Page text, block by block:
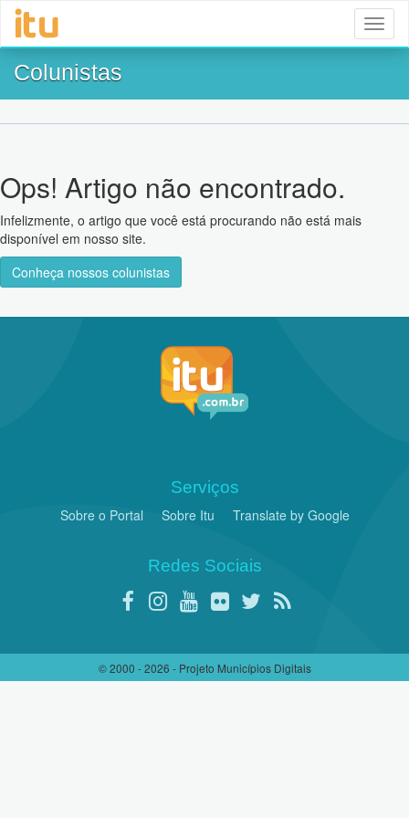
Colunistas
Ops! Artigo não encontrado.
Infelizmente, o artigo que você está procurando não está mais
disponível em nosso site.
Conheça nossos colunistas
Serviços
Sobre o Portal Sobre Itu Translate by Google
Redes Sociais
© 2000 - 2026 - Projeto Municípios Digitais